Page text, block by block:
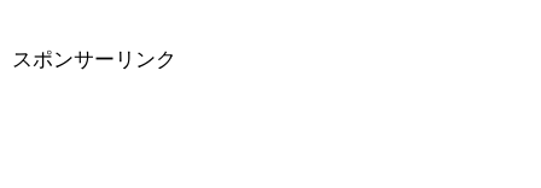
スポンサーリンク